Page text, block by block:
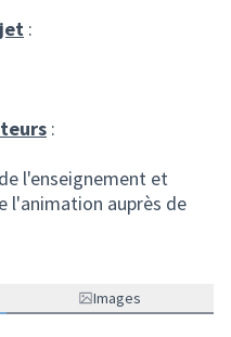
:
:
l'enseignement et
l'animation auprès de
Images